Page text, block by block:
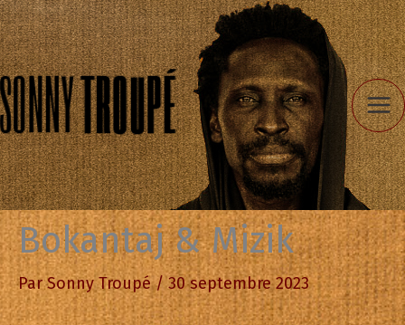
Aller
au
contenu
Bokantaj & Mizik
ParSonny Troupé/30 septembre 2023